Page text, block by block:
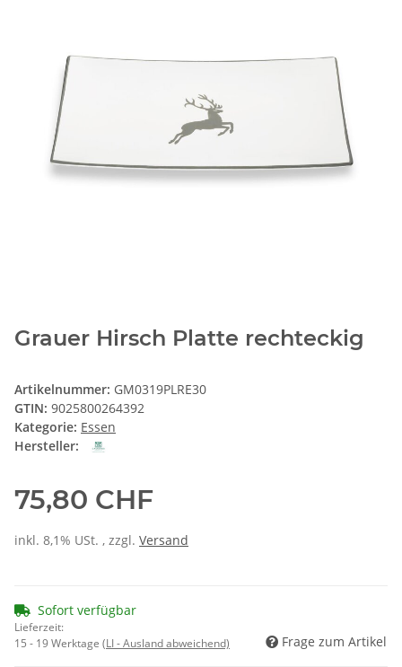
Grauer Hirsch Platte rechteckig
Artikelnummer: GM0319PLRE30
GTIN: 9025800264392
Kategorie: Essen
Hersteller:
75,80 CHF
inkl. 8,1% USt. , zzgl. Versand
Sofort verfügbar
Lieferzeit:
15 - 19 Werktage (LI - Ausland abweichend) Frage zum Artikel